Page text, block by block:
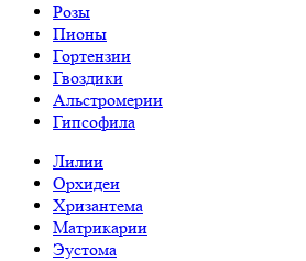
Розы
Пионы
Гортензии
Гвоздики
Альстромерии
Гипсофила
Лилии
Орхидеи
Хризантема
Матрикарии
Эустома